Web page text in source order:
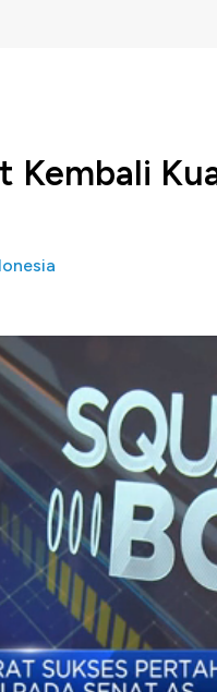
Kembali
Demokrat berhasil
ini di luar prediksi yang
Squawk Box CNBC
demokrat #partai